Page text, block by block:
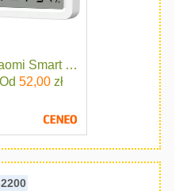
Smart Temperature and
Od52,00 zł